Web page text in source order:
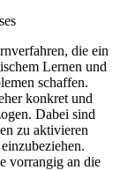
die ein
Lernen und
schaffen.
konkret und
Dabei sind
zu aktivieren
vorrangig an die